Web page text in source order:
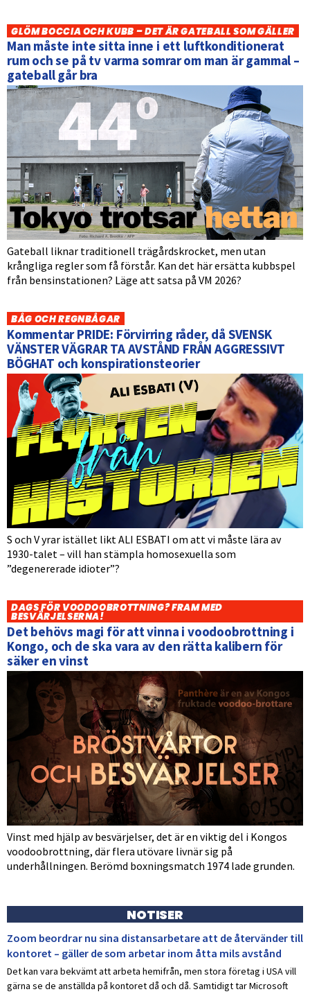
GLÖM BOCCIA OCH KUBB – DET ÄR GATEBALL SOM GÄLLER
Man måste inte sitta inne i ett luftkonditionerat
rum och se på tv varma somrar om man är gammal –
gateball går bra
Gateball liknar traditionell trägårdskrocket, men utan
krångliga regler som få förstår. Kan det här ersätta kubbspel
från bensinstationen? Läge att satsa på VM 2026?
BÅG OCH REGNBÅGAR
Kommentar PRIDE: Förvirring råder, då SVENSK
VÄNSTER VÄGRAR TA AVSTÅND FRÅN AGGRESSIVT
BÖGHAT och konspirationsteorier
S och V yrar istället likt ALI ESBATI om att vi måste lära av
1930-talet – vill han stämpla homosexuella som
”degenererade idioter”?
DAGS FÖR VOODOOBROTTNING? FRAM MED
BESVÄRJELSERNA!
Det behövs magi för att vinna i voodoobrottning i
Kongo, och de ska vara av den rätta kalibern för
säker en vinst
Vinst med hjälp av besvärjelser, det är en viktig del i Kongos
voodoobrottning, där flera utövare livnär sig på
underhållningen. Berömd boxningsmatch 1974 lade grunden.
NOTISER
Zoom beordrar nu sina distansarbetare att de återvänder till
kontoret – gäller de som arbetar inom åtta mils avstånd
Det kan vara bekvämt att arbeta hemifrån, men stora företag i USA vill
gärna se de anställda på kontoret då och då. Samtidigt tar Microsoft